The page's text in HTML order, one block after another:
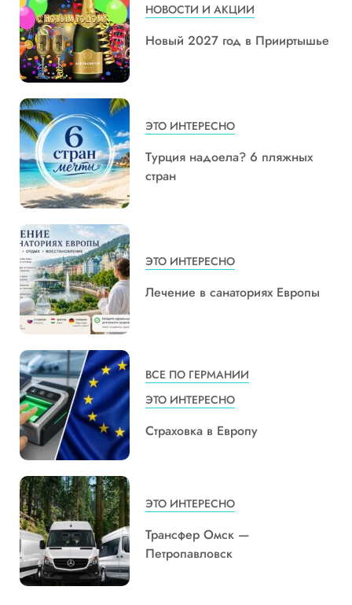
НОВОСТИ И АКЦИИ
Новый 2027 год в Прииртышье
ЭТО ИНТЕРЕСНО
Турция надоела? 6 пляжных
стран
ЭТО ИНТЕРЕСНО
Лечение в санаториях Европы
ВСЕ ПО ГЕРМАНИИ
ЭТО ИНТЕРЕСНО
Страховка в Европу
ЭТО ИНТЕРЕСНО
Трансфер Омск —
Петропавловск